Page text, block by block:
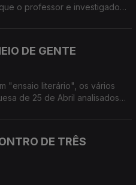
o professor e investigador
DE GENTE
"ensaio literário", os vários
de 25 de Abril analisados
DE TRÊS